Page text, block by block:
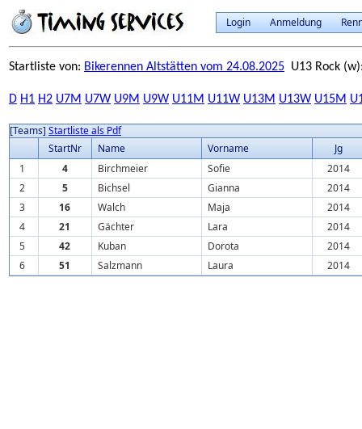
Login Anmeldung
Startliste von: Bikerennen Altstätten vom 24.08.2025 U13 Rock
D H1 H2 U7M U7W U9M U9W U11M U11W U13M U13W U15M
[Teams] Startliste als Pdf
StartNr
Name Vorname
Jg
1
4 Birchmeier Sofie
2014
2
5 Bichsel Gianna
2014
3
16 Walch Maja
2014
4
21 Gächter Lara
2014
5
42 Kuban Dorota
2014
6
51 Salzmann Laura 2014